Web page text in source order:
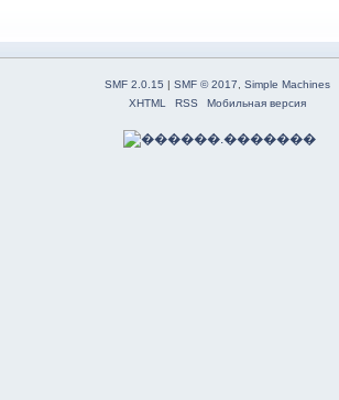
SMF 2.0.15 | SMF © 2017
Simple Machines
XHTML
RSS Мобильная версия